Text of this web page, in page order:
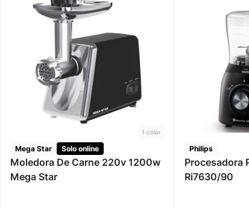
1 color
Mega Star Solo online
Moledora De Carne 220v 1200w
Mega Star
Philips
Procesadora
Ri7630/90